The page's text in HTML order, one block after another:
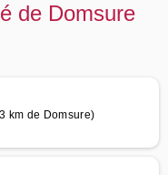
de Domsure
km de Domsure)